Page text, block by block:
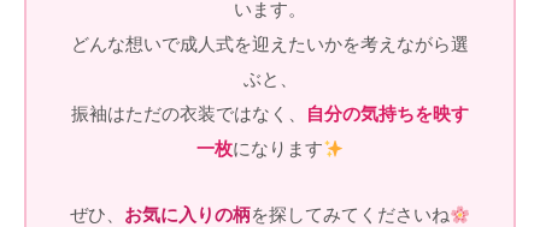
います。
どんな想いで成人式を迎えたいかを考えながら選
ぶと、
振袖はただの衣装ではなく、
自分の気持ちを映す
一枚になります
ぜひ、 お気に入りの柄を探してみてくださいね